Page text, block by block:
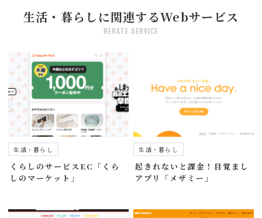
生活・暮らしに関連するWebサービス
RERATE SERVICE
生活・暮らし
くらしのサービスEC「くら
しのマーケット」
生活・暮らし
起きれないと課金！目覚まし
アプリ「メザミー」